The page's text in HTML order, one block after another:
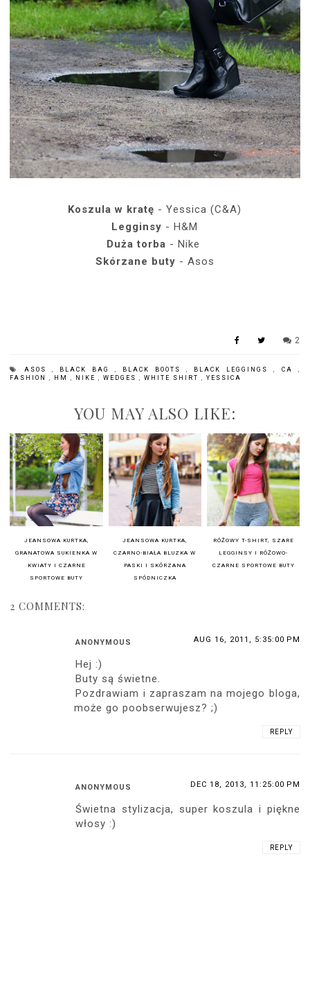
Koszula w kratę - Yessica (C&A)
Legginsy - H&M
Duża torba - Nike
Skórzane buty - Asos
2
ASOS , BLACK BAG , BLACK BOOTS, BLACK LEGGINGS, CA ,
FASHION, HM, NIKE,WEDGES,WHITE SHIRT,YESSICA
YOU MAY ALSO LIKE:
JEANSOWA KURTKA,
GRANATOWA SUKIENKA W
KWIATY I CZARNE
SPORTOWE BUTY
JEANSOWA KURTKA,
CZARNO-BIAŁA BLUZKA W
PASKI I SKÓRZANA
SPÓDNICZKA
RÓŻOWY T-SHIRT, SZARE
LEGGINSY I RÓŻOWO-
CZARNE SPORTOWE BUTY
2 COMMENTS:
ANONYMOUS AUG 16, 2011, 5:35:00 PM
Hej :)
Buty są świetne.
Pozdrawiam i zapraszam na mojego bloga,
może go poobserwujesz? ;)
REPLY
ANONYMOUS DEC 18, 2013, 11:25:00 PM
Świetna stylizacja, super koszula i piękne
włosy :)
REPLY